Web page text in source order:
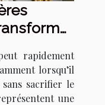
rapidement
lorsqu’il
sacrifier le
une